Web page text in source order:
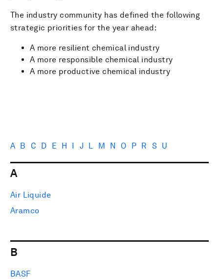
The industry community has defined the following
strategic priorities for the year ahead:
A more resilient chemical industry
A more responsible chemical industry
A more productive chemical industry
A B C D E H I J L M N O P R S U
A
Air Liquide
Aramco
B
BASF